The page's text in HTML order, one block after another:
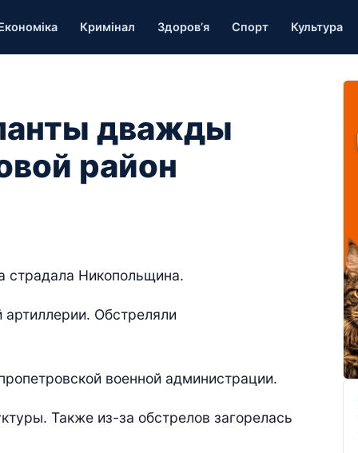
Кримінал Здоров’я Спорт Культура
дважды
район
страдала Никопольщина.
Обстреляли
военной администрации.
Также из-за обстрелов загорелась